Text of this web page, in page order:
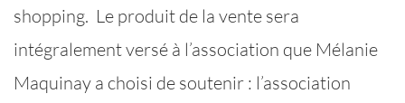
shopping. Le produit de la vente sera
intégralement versé à l’association que Mélanie
Maquinay a choisi de soutenir : l’association